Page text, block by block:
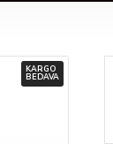
KARGO
BEDAVA